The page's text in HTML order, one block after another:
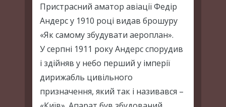
Пристрасний аматор авіації Федір
Андерс у 1910 році видав брошуру
«Як самому збудувати аероплан».
У серпні 1911 року Андерс спорудив
і здійняв у небо перший у імперії
дирижабль цивільного
призначення, який так і називався –